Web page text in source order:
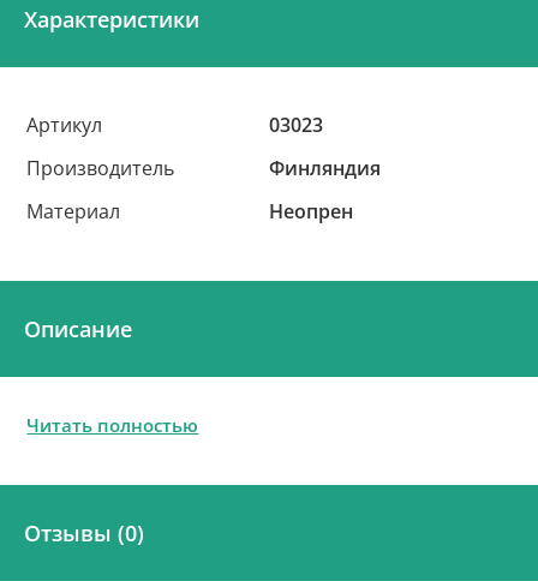
Характеристики
Артикул
03023
Производитель
Финляндия
Материал
Неопрен
Описание
Читать полностью
Отзывы (0)